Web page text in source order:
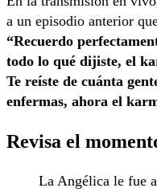
a un episodio anterior
“Recuerdo
todo lo qué dijiste, el
Te reíste de cuánta
enfermas, ahora el
Revisa el
La Angélica le fue